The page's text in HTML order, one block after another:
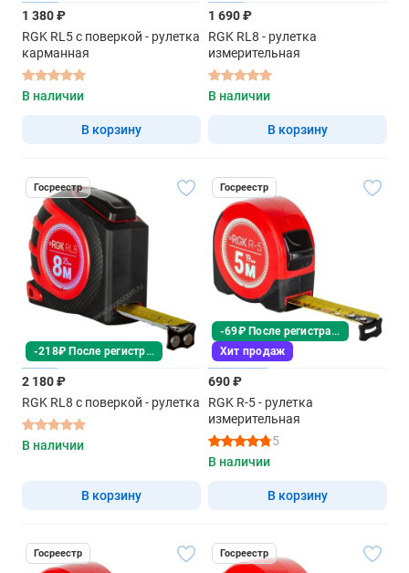
1 380 ₽
RGK RL5 с поверкой - рулетка
карманная
В наличии
В корзину
1 690 ₽
RGK RL8 - рулетка
измерительная
В наличии
В корзину
Госреестр
-218₽ После регистрации
2 180 ₽
RGK RL8 с поверкой - рулетка
В наличии
В корзину
Госреестр
-69₽ После регистрации
Хит продаж
690 ₽
RGK R-5 - рулетка
измерительная
5
В наличии
В корзину
Госреестр Госреестр